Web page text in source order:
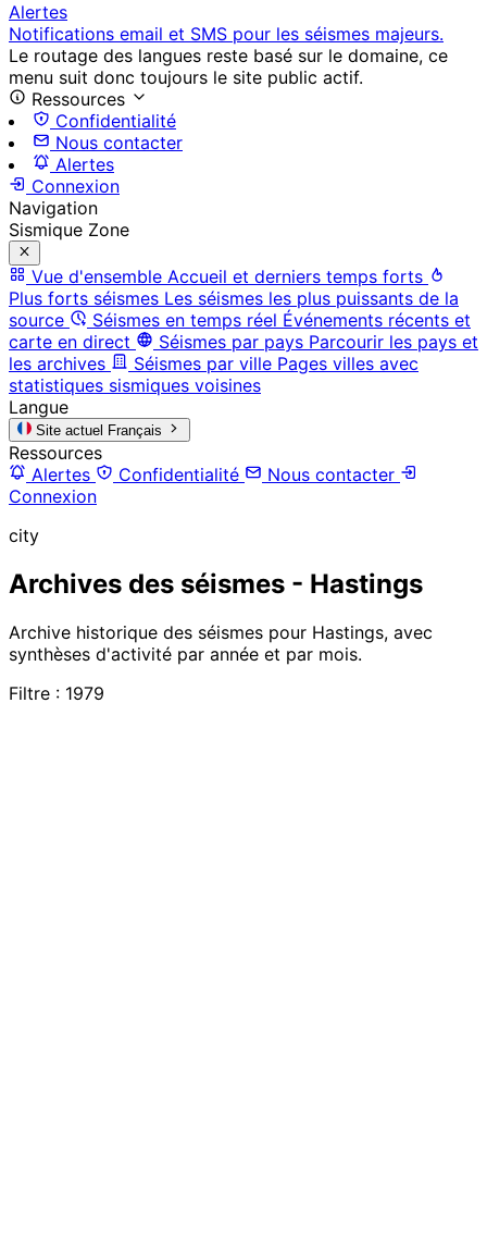
Alertes
Notifications email et SMS pour les séismes majeurs.
Le routage des langues reste basé sur le domaine, ce
menu suit donc toujours le site public actif.
Ressources
Confidentialité
Nous contacter
Alertes
Connexion
Navigation
Sismique Zone
Vue d'ensemble Accueil et derniers temps forts
Plus forts séismes Les séismes les plus puissants de la
source
Séismes en temps réel Événements récents et
carte en direct
Séismes par pays Parcourir les pays et
les archives
Séismes par ville Pages villes avec
statistiques sismiques voisines
Langue
Site actuel Français
Ressources
Alertes
Confidentialité
Nous contacter
Connexion
city
Archives des séismes - Hastings
Archive historique des séismes pour Hastings, avec
synthèses d'activité par année et par mois.
Filtre : 1979